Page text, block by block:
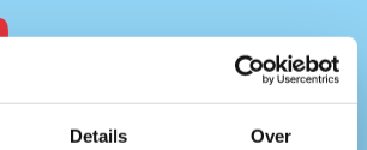
Details Over